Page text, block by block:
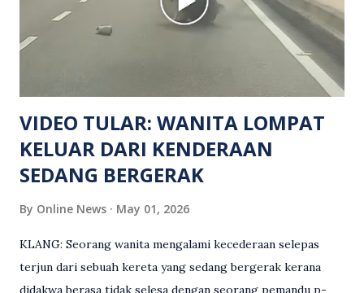
keluar dari lokasi oleh kenalannya. Polis kini sedang giat
mengesan dua suspek yang masih bebas bagi membantu
siasatan lanjut. Kes disiasat mengikut Seksyen 302 Kanun
Keseksaan kerana membunuh. Orang ramai yang mempunyai
maklumat diminta t...
VIDEO TULAR: WANITA LOMPAT
KELUAR DARI KENDERAAN
SEDANG BERGERAK
By Online News May 01, 2026
KLANG: Seorang wanita mengalami kecederaan selepas
terjun dari sebuah kereta yang sedang bergerak kerana
didakwa berasa tidak selesa dengan seorang pemandu p-